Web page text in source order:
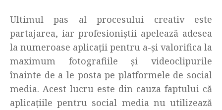
Ultimul pas al procesului creativ este
partajarea, iar profesioniștii apelează adesea
la numeroase aplicații pentru a-și valorifica la
maximum fotografiile și videoclipurile
înainte de a le posta pe platformele de social
media. Acest lucru este din cauza faptului că
aplicațiile pentru social media nu utilizează